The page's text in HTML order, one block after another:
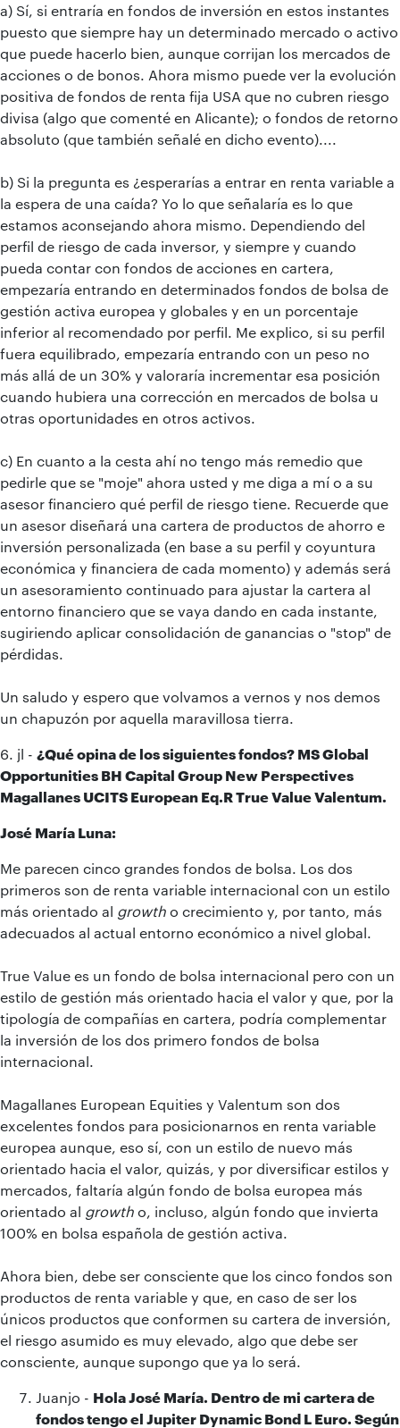
a) Sí, si entraría en fondos de inversión en estos instantes
puesto que siempre hay un determinado mercado o activo
que puede hacerlo bien, aunque corrijan los mercados de
acciones o de bonos. Ahora mismo puede ver la evolución
positiva de fondos de renta fija USA que no cubren riesgo
divisa (algo que comenté en Alicante); o fondos de retorno
absoluto (que también señalé en dicho evento)....
b) Si la pregunta es ¿esperarías a entrar en renta variable a
la espera de una caída? Yo lo que señalaría es lo que
estamos aconsejando ahora mismo. Dependiendo del
perfil de riesgo de cada inversor, y siempre y cuando
pueda contar con fondos de acciones en cartera,
empezaría entrando en determinados fondos de bolsa de
gestión activa europea y globales y en un porcentaje
inferior al recomendado por perfil. Me explico, si su perfil
fuera equilibrado, empezaría entrando con un peso no
más allá de un 30% y valoraría incrementar esa posición
cuando hubiera una corrección en mercados de bolsa u
otras oportunidades en otros activos.
c) En cuanto a la cesta ahí no tengo más remedio que
pedirle que se "moje" ahora usted y me diga a mí o a su
asesor financiero qué perfil de riesgo tiene. Recuerde que
un asesor diseñará una cartera de productos de ahorro e
inversión personalizada (en base a su perfil y coyuntura
económica y financiera de cada momento) y además será
un asesoramiento continuado para ajustar la cartera al
entorno financiero que se vaya dando en cada instante,
sugiriendo aplicar consolidación de ganancias o "stop" de
pérdidas.
Un saludo y espero que volvamos a vernos y nos demos
un chapuzón por aquella maravillosa tierra.
6. jl - ¿Qué opina de los siguientes fondos? MS Global
Opportunities BH Capital Group New Perspectives
Magallanes UCITS European Eq.R True Value Valentum.
José María Luna:
Me parecen cinco grandes fondos de bolsa. Los dos
primeros son de renta variable internacional con un estilo
más orientado al growth o crecimiento y, por tanto, más
adecuados al actual entorno económico a nivel global.
True Value es un fondo de bolsa internacional pero con un
estilo de gestión más orientado hacia el valor y que, por la
tipología de compañías en cartera, podría complementar
la inversión de los dos primero fondos de bolsa
internacional.
Magallanes European Equities y Valentum son dos
excelentes fondos para posicionarnos en renta variable
europea aunque, eso sí, con un estilo de nuevo más
orientado hacia el valor, quizás, y por diversificar estilos y
mercados, faltaría algún fondo de bolsa europea más
orientado al growth o, incluso, algún fondo que invierta
100% en bolsa española de gestión activa.
Ahora bien, debe ser consciente que los cinco fondos son
productos de renta variable y que, en caso de ser los
únicos productos que conformen su cartera de inversión,
el riesgo asumido es muy elevado, algo que debe ser
consciente, aunque supongo que ya lo será.
Juanjo - Hola José María. Dentro de mi cartera de
fondos tengo el Jupiter Dynamic Bond L Euro. Según